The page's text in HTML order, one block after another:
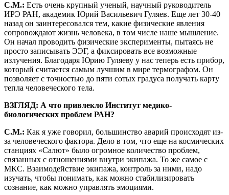
С.М.: Есть очень крупный ученый, научный руководитель
ИРЭ РАН, академик Юрий Васильевич Гуляев. Еще лет 30-40
назад он заинтересовался тем, какие физические явления
сопровождают жизнь человека, в том числе наше мышление.
Он начал проводить физические эксперименты, пытаясь не
просто записывать ЭЭГ, а фиксировать все возможные
излучения. Благодаря Юрию Гуляеву у нас теперь есть прибор,
который считается самым лучшим в мире термографом. Он
позволяет с точностью до пяти сотых градуса получать карту
тепла человеческого тела.
ВЗГЛЯД: А что привлекло Институт медико-
биологических проблем РАН?
С.М.: Как я уже говорил, большинство аварий происходят из-
за человеческого фактора. Дело в том, что еще на космических
станциях «Салют» было огромное количество проблем,
связанных с отношениями внутри экипажа. То же самое с
МКС. Взаимодействие экипажа, контроль за ними, надо
изучать, чтобы понимать, как можно стабилизировать
сознание, как можно управлять эмоциями.